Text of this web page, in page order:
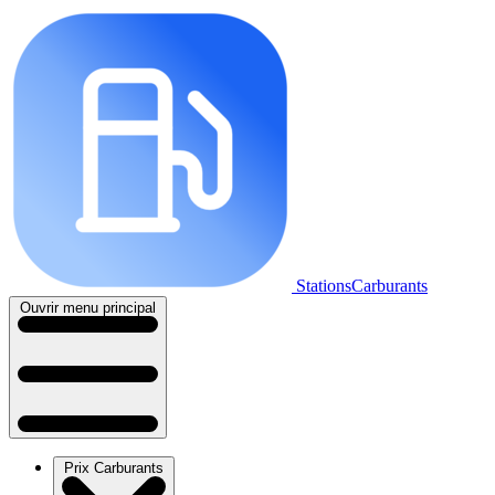
StationsCarburants
Ouvrir menu principal
Prix Carburants